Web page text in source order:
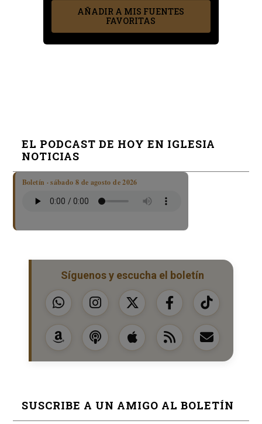
AÑADIR A MIS FUENTES
FAVORITAS
EL PODCAST DE HOY EN IGLESIA
NOTICIAS
Boletín · sábado 8 de agosto de 2026
Síguenos y escucha el boletín
SUSCRIBE A UN AMIGO AL BOLETÍN